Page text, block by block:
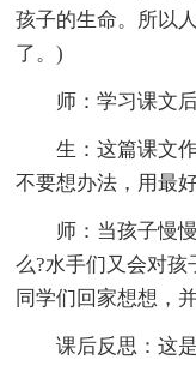
孩子的生命。所以
了。)
师：学习课文后
生：这篇课文作
不要想办法，用最
师：当孩子慢慢
么?水手们又会对
同学们回家想想，
课后反思：这是